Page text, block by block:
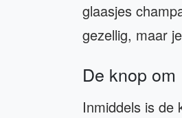
glaasjes
gezellig, maar
De knop om
Inmiddels is de